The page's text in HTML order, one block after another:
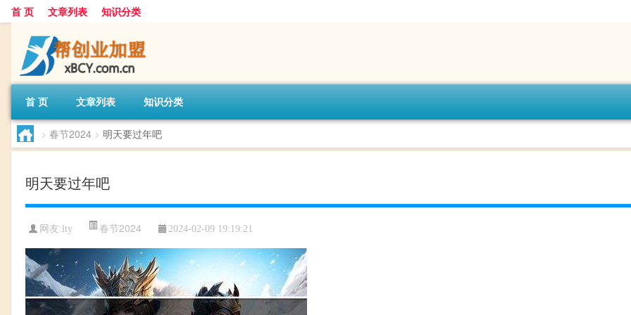
首 页 文章列表 知识分类
首 页 文章列表 知识分类
> 春节2024 > 明天要过年吧
明天要过年吧
网友: lty 春节2024 2024-02-09 19:19:21